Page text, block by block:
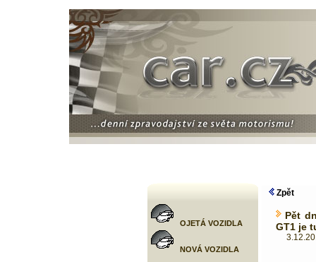
OJETÁ VOZIDLA
NOVÁ VOZIDLA
Zpět
Pět
GT1 je